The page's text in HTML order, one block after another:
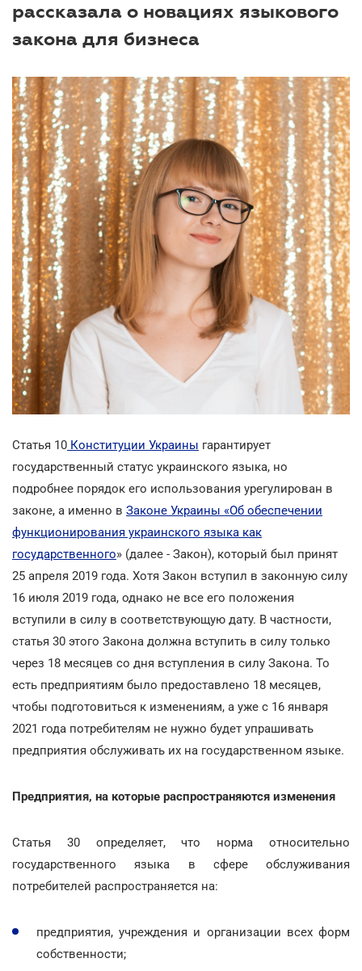
рассказала о новациях языкового
закона для бизнеса
Статья 10 Конституции Украины гарантирует
государственный статус украинского языка, но
подробнее порядок его использования урегулирован в
законе, а именно в Законе Украины «Об обеспечении
функционирования украинского языка как
государственного» (далее - Закон), который был принят
25 апреля 2019 года. Хотя Закон вступил в законную силу
16 июля 2019 года, однако не все его положения
вступили в силу в соответствующую дату. В частности,
статья 30 этого Закона должна вступить в силу только
через 18 месяцев со дня вступления в силу Закона. То
есть предприятиям было предоставлено 18 месяцев,
чтобы подготовиться к изменениям, а уже с 16 января
2021 года потребителям не нужно будет упрашивать
предприятия обслуживать их на государственном языке.
Предприятия, на которые распространяются изменения
Статья 30 определяет, что норма относительно
государственного языка в сфере обслуживания
потребителей распространяется на:
предприятия, учреждения и организации всех форм
собственности;